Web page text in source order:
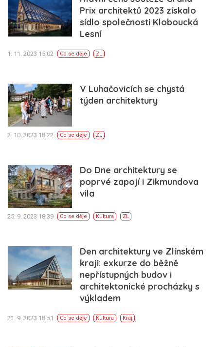
Prix architektů 2023 získalo
sídlo společnosti Kloboucká
Lesní
1. 11. 2023 15:02 Co se děje ZL
V Luhačovicích se chystá
týden architektury
2. 10. 2023 18:22 Co se děje ZL
Do Dne architektury se
poprvé zapojí i Zikmundova
vila
25. 9. 2023 18:39 Co se děje Kultura ZL
Den architektury ve Zlínském
kraji: exkurze do běžně
nepřístupných budov i
architektonické procházky s
výkladem
21. 9. 2023 18:51 Co se děje Kultura Kraj